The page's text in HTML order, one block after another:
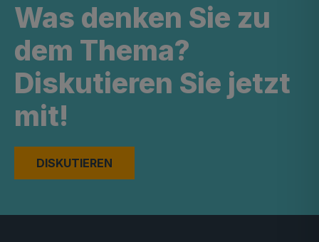
Was denken Sie zu
dem Thema?
Diskutieren Sie jetzt
mit!
DISKUTIEREN